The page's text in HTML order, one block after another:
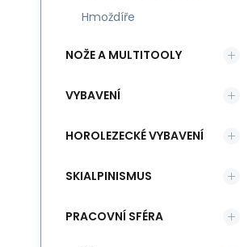
Hmoždíře
NOŽE A MULTITOOLY
VYBAVENÍ
HOROLEZECKÉ VYBAVENÍ
SKIALPINISMUS
PRACOVNÍ SFÉRA